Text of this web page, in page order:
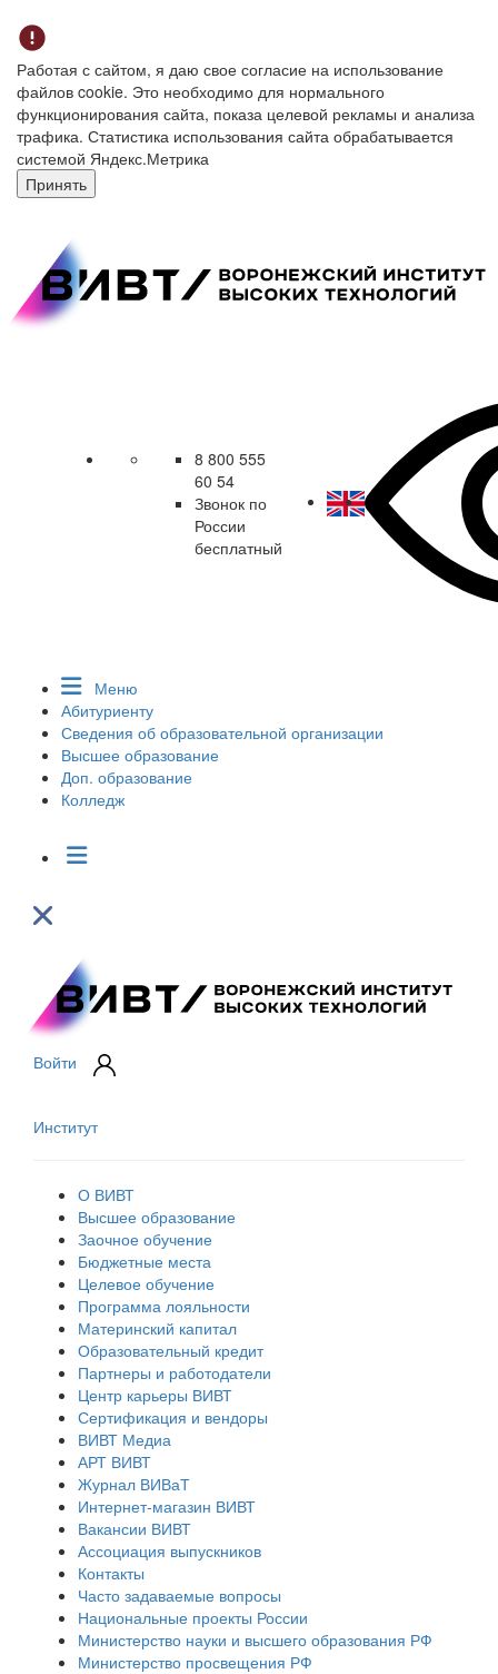
Работая с сайтом, я даю свое согласие на использование
файлов cookie. Это необходимо для нормального
функционирования сайта, показа целевой рекламы и анализа
трафика. Статистика использования сайта обрабатывается
системой Яндекс.Метрика
Принять
8 800 555
60 54
Звонок по
России
бесплатный
Меню
Абитуриенту
Сведения об образовательной организации
Высшее образование
Доп. образование
Колледж
Войти
Институт
О ВИВТ
Высшее образование
Заочное обучение
Бюджетные места
Целевое обучение
Программа лояльности
Материнский капитал
Образовательный кредит
Партнеры и работодатели
Центр карьеры ВИВТ
Сертификация и вендоры
ВИВТ Медиа
АРТ ВИВТ
Журнал ВИВаТ
Интернет-магазин ВИВТ
Вакансии ВИВТ
Ассоциация выпускников
Контакты
Часто задаваемые вопросы
Национальные проекты России
Министерство науки и высшего образования РФ
Министерство просвещения РФ